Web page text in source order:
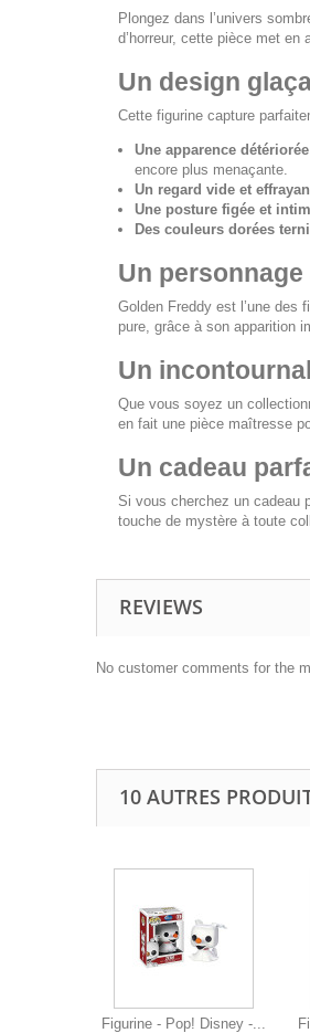
Plongez dans l’univers
d’horreur, cette pièce met
Un design
Cette figurine capture
Une apparence détériorée
encore plus menaçante.
Un regard vide et
Une posture figée et
Des couleurs dorées
Un
Golden Freddy est l’une des
pure, grâce à son apparition
Un
Que vous soyez un
en fait une pièce maîtresse
Un cadeau
Si vous cherchez un cadeau
touche de mystère à toute
REVIEWS
No customer comments for the
10 AUTRES
Figurine - Pop! Disney -...